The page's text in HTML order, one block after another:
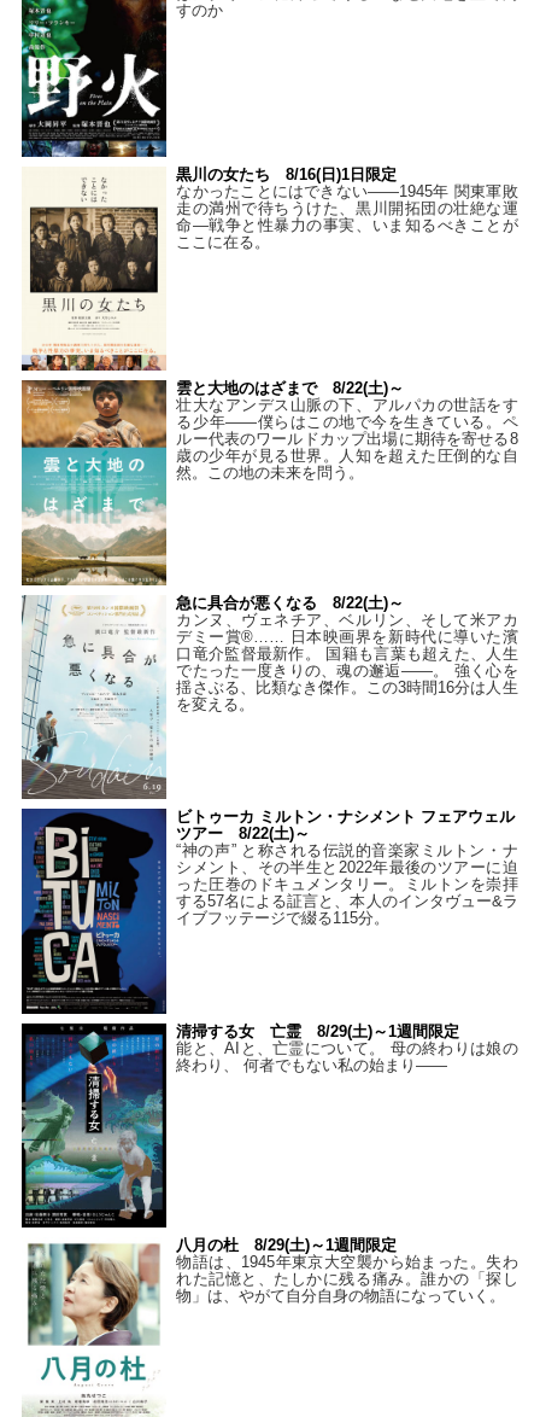
すのか
黒川の女たち 8/16(日)1日限定
なかったことにはできない——1945年 関東軍敗
走の満州で待ちうけた、黒川開拓団の壮絶な運
命―戦争と性暴力の事実、いま知るべきことが
ここに在る。
雲と大地のはざまで 8/22(土)～
壮大なアンデス山脈の下、アルパカの世話をす
る少年――僕らはこの地で今を生きている。ペ
ルー代表のワールドカップ出場に期待を寄せる8
歳の少年が見る世界。人知を超えた圧倒的な自
然。この地の未来を問う。
急に具合が悪くなる 8/22(土)～
カンヌ、ヴェネチア、ベルリン、そして米アカ
デミー賞®…… 日本映画界を新時代に導いた濱
口竜介監督最新作。 国籍も言葉も超えた、人生
でたった一度きりの、魂の邂逅――。 強く心を
揺さぶる、比類なき傑作。この3時間16分は人生
を変える。
ビトゥーカ ミルトン・ナシメント フェアウェル
ツアー 8/22(土)～
“神の声” と称される伝説的音楽家ミルトン・ナ
シメント、その半生と2022年最後のツアーに迫
った圧巻のドキュメンタリー。ミルトンを崇拝
する57名による証言と、本人のインタヴュー&ラ
イブフッテージで綴る115分。
清掃する女 亡霊 8/29(土)～1週間限定
能と、AIと、亡霊について。 母の終わりは娘の
終わり、 何者でもない私の始まり――
八月の杜 8/29(土)～1週間限定
物語は、1945年東京大空襲から始まった。失わ
れた記憶と、たしかに残る痛み。誰かの「探し
物」は、やがて自分自身の物語になっていく。